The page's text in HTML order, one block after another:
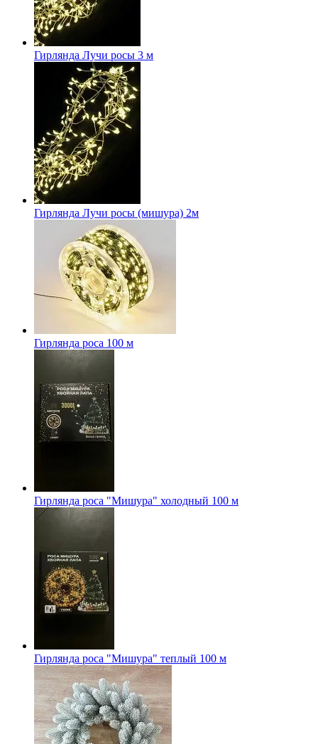
Гирлянда Лучи росы 3 м
Гирлянда Лучи росы (мишура) 2м
Гирлянда роса 100 м
Гирлянда роса "Мишура" холодный 100 м
Гирлянда роса "Мишура" теплый 100 м